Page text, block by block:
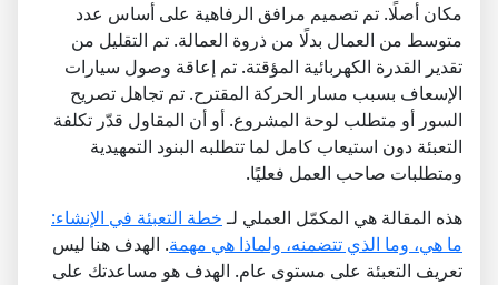
مكان أصلًا. تم تصميم مرافق الرفاهية على أساس عدد
متوسط من العمال بدلًا من ذروة العمالة. تم التقليل من
تقدير القدرة الكهربائية المؤقتة. تم إعاقة وصول سيارات
الإسعاف بسبب مسار الحركة المقترح. تم تجاهل تصريح
السور أو متطلب لوحة المشروع. أو أن المقاول قدّر تكلفة
التعبئة دون استيعاب كامل لما تتطلبه البنود التمهيدية
ومتطلبات صاحب العمل فعليًا.
هذه المقالة هي المكمّل العملي لـخطة التعبئة في الإنشاء:
ما هي، وما الذي تتضمنه، ولماذا هي مهمة. الهدف هنا ليس
تعريف التعبئة على مستوى عام. الهدف هو مساعدتك على